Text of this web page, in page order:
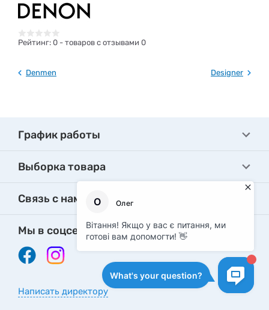
Рейтинг: 0 - товаров с отзывами 0
Denmen Designer
График работы
Выборка товара
Связь с нами
Мы в соцсетях
Написать директору